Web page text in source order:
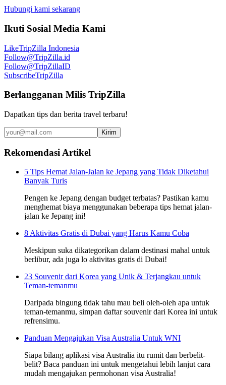
Hubungi kami sekarang
Ikuti Sosial Media Kami
LikeTripZilla Indonesia
Follow@TripZilla.id
Follow@TripZillaID
SubscribeTripZilla
Berlangganan Milis TripZilla
Dapatkan tips dan berita travel terbaru!
Kirim
Rekomendasi Artikel
5 Tips Hemat Jalan-Jalan ke Jepang yang Tidak Diketahui
Banyak Turis
Pengen ke Jepang dengan budget terbatas? Pastikan kamu
menghemat biaya menggunakan beberapa tips hemat jalan-
jalan ke Jepang ini!
8 Aktivitas Gratis di Dubai yang Harus Kamu Coba
Meskipun suka dikategorikan dalam destinasi mahal untuk
berlibur, ada juga lo aktivitas gratis di Dubai!
23 Souvenir dari Korea yang Unik & Terjangkau untuk
Teman-temanmu
Daripada bingung tidak tahu mau beli oleh-oleh apa untuk
teman-temanmu, simpan daftar souvenir dari Korea ini untuk
refrensimu.
Panduan Mengajukan Visa Australia Untuk WNI
Siapa bilang aplikasi visa Australia itu rumit dan berbelit-
belit? Baca panduan ini untuk mengetahui lebih lanjut cara
mudah mengajukan permohonan visa Australia!